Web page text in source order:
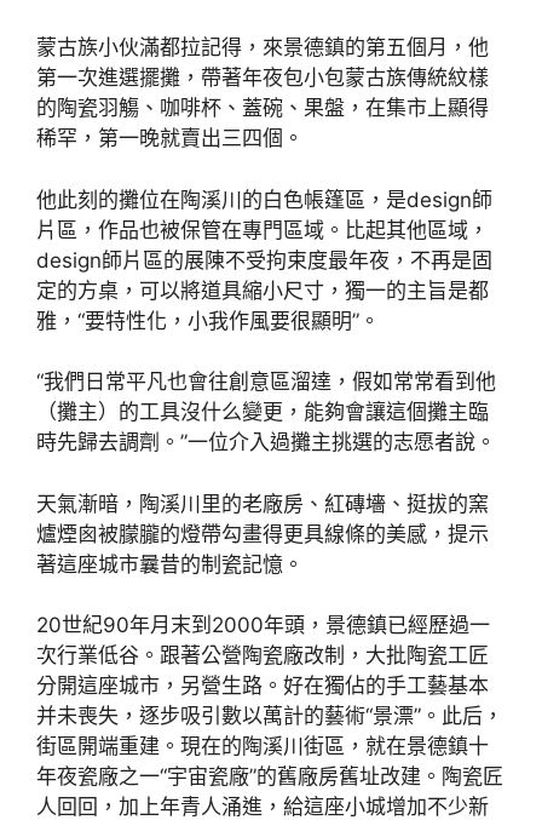
蒙古族小伙滿都拉記得，來景德鎮的第五個月，他
第一次進選擺攤，帶著年夜包小包蒙古族傳統紋樣
的陶瓷羽觴、咖啡杯、蓋碗、果盤，在集市上顯得
稀罕，第一晚就賣出三四個。
他此刻的攤位在陶溪川的白色帳篷區，是design師
片區，作品也被保管在專門區域。比起其他區域，
design師片區的展陳不受拘束度最年夜，不再是固
定的方桌，可以將道具縮小尺寸，獨一的主旨是都
雅，“要特性化，小我作風要很顯明”。
“我們日常平凡也會往創意區溜達，假如常常看到他
（攤主）的工具沒什么變更，能夠會讓這個攤主臨
時先歸去調劑。”一位介入過攤主挑選的志愿者說。
天氣漸暗，陶溪川里的老廠房、紅磚墻、挺拔的窯
爐煙囪被朦朧的燈帶勾畫得更具線條的美感，提示
著這座城市曩昔的制瓷記憶。
20世紀90年月末到2000年頭，景德鎮已經歷過一
次行業低谷。跟著公營陶瓷廠改制，大批陶瓷工匠
分開這座城市，另營生路。好在獨佔的手工藝基本
并未喪失，逐步吸引數以萬計的藝術“景漂”。此后，
街區開端重建。現在的陶溪川街區，就在景德鎮十
年夜瓷廠之一“宇宙瓷廠”的舊廠房舊址改建。陶瓷匠
人回回，加上年青人涌進，給這座小城增加不少新